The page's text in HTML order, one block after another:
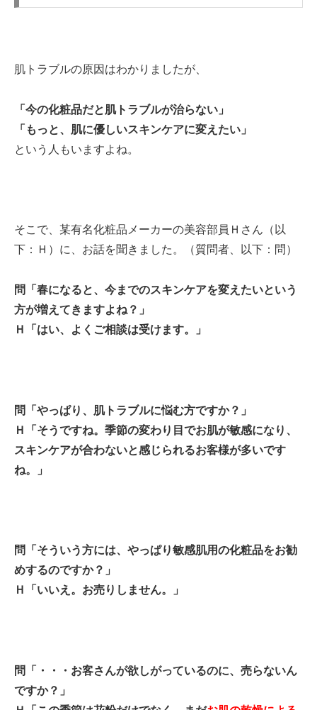
肌トラブルの原因はわかりましたが、
「今の化粧品だと肌トラブルが治らない」
「もっと、肌に優しいスキンケアに変えたい」
という人もいますよね。
そこで、某有名化粧品メーカーの美容部員Ｈさん（以
下：Ｈ）に、お話を聞きました。（質問者、以下：問）
問「春になると、今までのスキンケアを変えたいという
方が増えてきますよね？」
Ｈ「はい、よくご相談は受けます。」
問「やっぱり、肌トラブルに悩む方ですか？」
Ｈ「そうですね。季節の変わり目でお肌が敏感になり、
スキンケアが合わないと感じられるお客様が多いです
ね。」
問「そういう方には、やっぱり敏感肌用の化粧品をお勧
めするのですか？」
Ｈ「いいえ。お売りしません。」
問「・・・お客さんが欲しがっているのに、売らないん
ですか？」